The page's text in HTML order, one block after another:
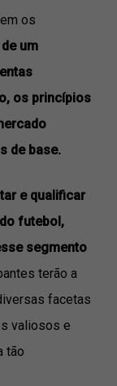
os
um
os princípios
de base.
e qualificar
futebol,
segmento
terão a
facetas
valiosos e
tão